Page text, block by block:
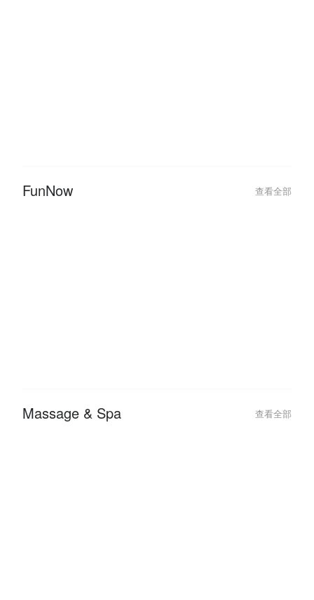
FunNow 查看全部
Massage & Spa 查看全部